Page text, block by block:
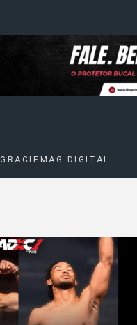
GRACIEMAG DIGITAL